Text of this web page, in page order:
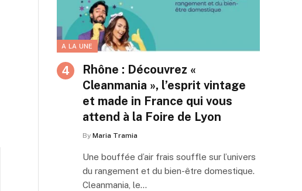
A LA UNE
Rhône : Découvrez «
Cleanmania », l’esprit vintage
et made in France qui vous
attend à la Foire de Lyon
By Maria Tramia
Une bouffée d’air frais souffle sur l’univers
du rangement et du bien-être domestique.
Cleanmania, le…